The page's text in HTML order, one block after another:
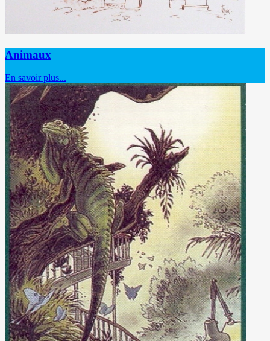
Animaux
En savoir plus...